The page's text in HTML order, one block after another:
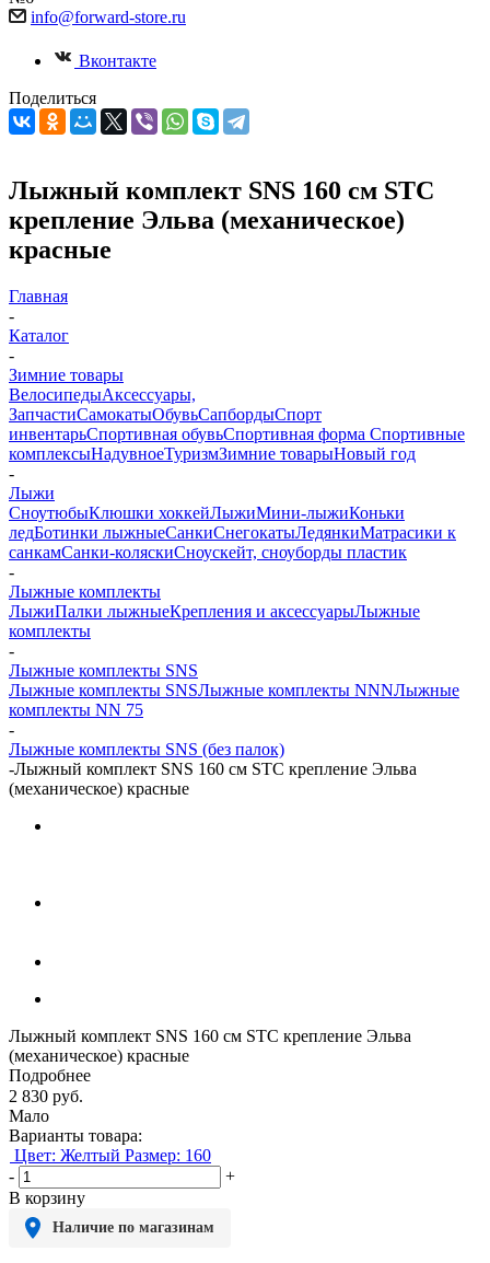
info@forward-store.ru
Вконтакте
Поделиться
Лыжный комплект SNS 160 см STC
крепление Эльва (механическое)
красные
Главная
-
Каталог
-
Зимние товары
ВелосипедыАксессуары,
ЗапчастиСамокатыОбувьСапбордыСпорт
инвентарьСпортивная обувьСпортивная форма Спортивные
комплексыНадувноеТуризмЗимние товарыНовый год
-
Лыжи
СноутюбыКлюшки хоккейЛыжиМини-лыжиКоньки
ледБотинки лыжныеСанкиСнегокатыЛедянкиМатрасики к
санкамСанки-коляскиСноускейт, сноуборды пластик
-
Лыжные комплекты
ЛыжиПалки лыжныеКрепления и аксессуарыЛыжные
комплекты
-
Лыжные комплекты SNS
Лыжные комплекты SNSЛыжные комплекты NNNЛыжные
комплекты NN 75
-
Лыжные комплекты SNS (без палок)
-Лыжный комплект SNS 160 см STC крепление Эльва
(механическое) красные
Лыжный комплект SNS 160 см STC крепление Эльва
(механическое) красные
Подробнее
2 830 руб.
Мало
Варианты товара:
Цвет: Желтый Размер: 160
-
+
В корзину
Наличие по магазинам